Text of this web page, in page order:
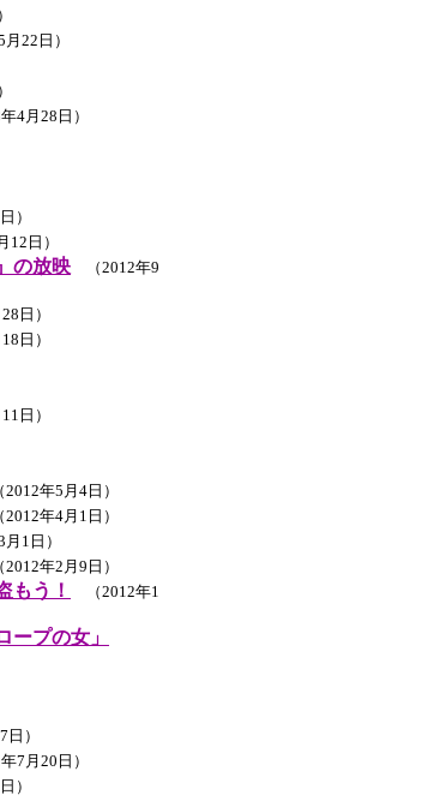
22日）
4月28日）
）
日）
の放映 （2012年9
日）
日）
日）
年5月4日）
年4月1日）
1日）
年2月9日）
もう！
（2012年1
プの女」
）
7月20日）
）